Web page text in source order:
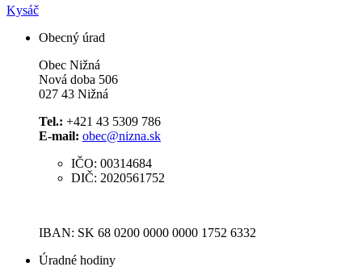
Kysáč
Obecný úrad
Obec Nižná
Nová doba 506
027 43 Nižná
Tel.: +421 43 5309 786
E-mail: obec@nizna.sk
IČO: 00314684
DIČ: 2020561752
IBAN: SK 68 0200 0000 0000 1752 6332
Úradné hodiny